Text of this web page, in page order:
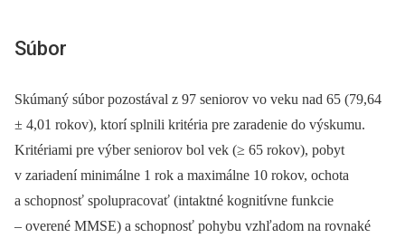
Súbor
Skúmaný súbor pozostával z 97 seniorov vo veku nad 65 (79,64
± 4,01 rokov), ktorí splnili kritéria pre zaradenie do výskumu.
Kritériami pre výber seniorov bol vek (≥ 65 rokov), pobyt
v zariadení minimálne 1 rok a maximálne 10 rokov, ochota
a schopnosť spolupracovať (intaktné kognitívne funkcie
–⁠ overené MMSE) a schopnosť pohybu vzhľadom na rovnaké